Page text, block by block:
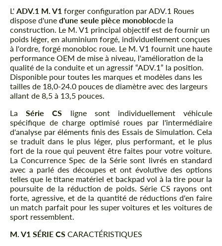
Description
L' ADV.1 M. V1 forger configuration par ADV.1 Roues
dispose d'une d'une seule pièce monoblocde la
construction. Le M. V1 principal objectif est de fournir un
poids léger, en aluminium forgé, individuellement conçues
à l'ordre, forgé monobloc roue. Le M. V1 fournit une haute
performance OEM de mise à niveau, l'amélioration de la
qualité de la conduite et un agressif “ADV.1” la position.
Disponible pour toutes les marques et modèles dans les
tailles de 18,0-24.0 pouces de diamètre avec des largeurs
allant de 8,5 à 13,5 pouces.
LaSérie CS ligne sont individuellement véhicule
spécifique de charge optimisé roues par l'intermédiaire
d'analyse par éléments finis des Essais de Simulation. Cela
se traduit dans le plus léger, plus performant, et le plus
fort de la roue qui peuvent être faites pour votre voiture.
La Concurrence Spec de la Série sont livrés en standard
avec a parlé des découpes et ont évolutive des options
telles que le titane matériel et backpad vol à la tire pour la
poursuite de la réduction de poids. Série CS rayons ont
forte, agressive, et de la quantité de réductions d'en faire
un match parfait pour les super voitures et les voitures de
sport ressemblent.
M. V1 SÉRIE CS CARACTÉRISTIQUES